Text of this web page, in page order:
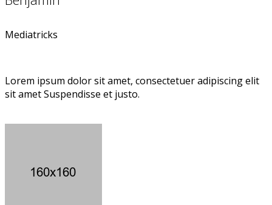
Mediatricks
Lorem ipsum dolor sit amet, consectetuer adipiscing elit
sit amet Suspendisse et justo.